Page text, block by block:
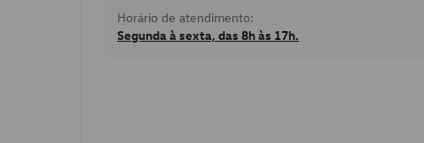
Horário de atendimento:
Segunda à sexta, das 8h às 17h.